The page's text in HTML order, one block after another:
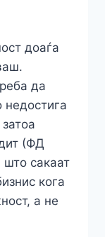
доаѓа
да
недостига
(ФД
сакаат
кога
а не